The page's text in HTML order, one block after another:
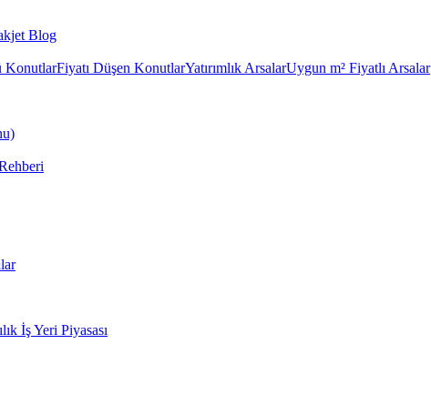
Blog
KonutlarFiyatı Düşen KonutlarYatırımlık ArsalarUygun m² Fiyatlı Arsalar
İş Yeri Piyasası